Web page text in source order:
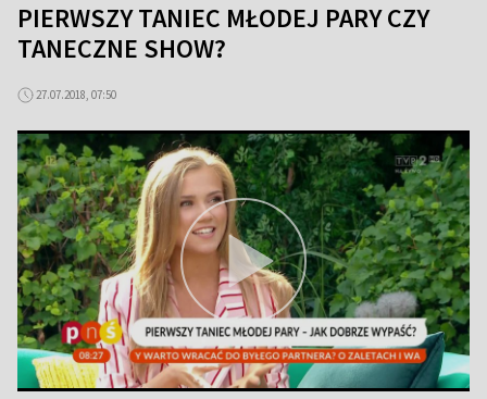
PIERWSZY TANIEC MŁODEJ PARY CZY
TANECZNE SHOW?
27.07.2018, 07:50